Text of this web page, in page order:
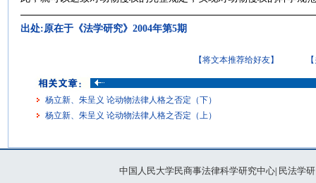
出处:原在于《法学研究》2004年第5期
【将文本推荐给好友】
杨立新、朱呈义 论动物法律人格之否定（下）
杨立新、朱呈义 论动物法律人格之否定（上）
中国人民大学民商事法律科学研究中心| 民法学